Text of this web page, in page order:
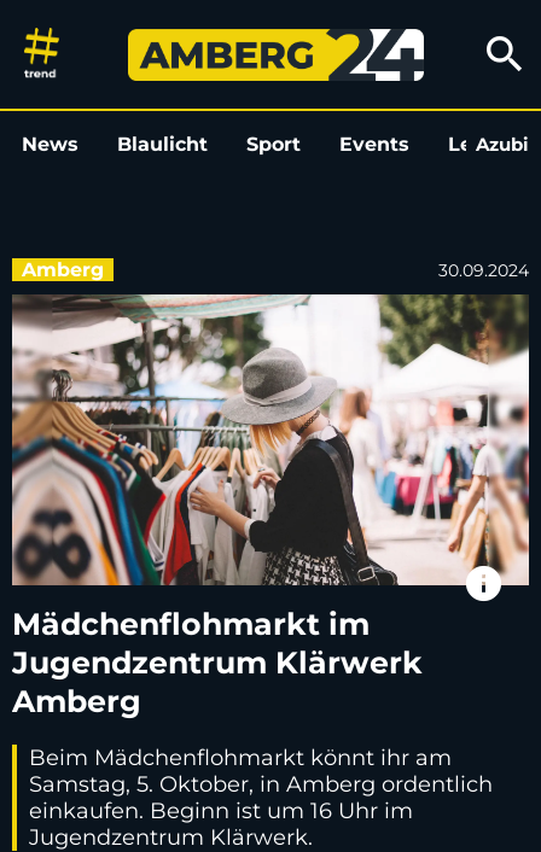
Mädchenflohmarkt im
search
News Blaulicht Sport Events LeoAzubi
Amberg 30.09.2024
info
Mädchenflohmarkt im
Jugendzentrum Klärwerk
Amberg
Beim Mädchenflohmarkt könnt ihr am
Samstag, 5. Oktober, in Amberg ordentlich
einkaufen. Beginn ist um 16 Uhr im
Jugendzentrum Klärwerk.